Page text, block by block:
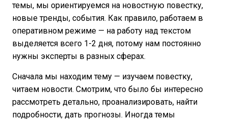
темы, мы ориентируемся на новостную повестку,
новые тренды, события. Как правило, работаем в
оперативном режиме — на работу над текстом
выделяется всего 1-2 дня, потому нам постоянно
нужны эксперты в разных сферах.
Сначала мы находим тему — изучаем повестку,
читаем новости. Смотрим, что было бы интересно
рассмотреть детально, проанализировать, найти
подробности, дать прогнозы. Иногда темы